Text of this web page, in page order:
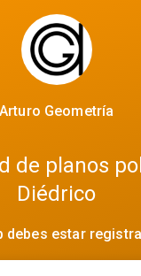
Arturo Geometría
de planos
Diédrico
debes estar